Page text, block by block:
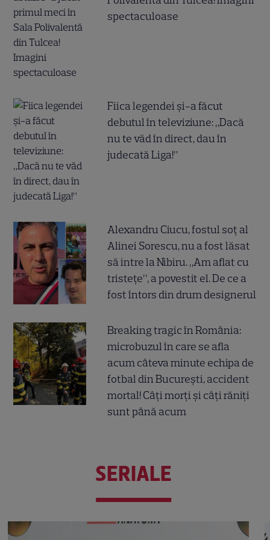
spectaculoase
Fiica legendei și-a făcut
debutul în televiziune: „Dacă
nu te văd în direct, dau în
judecată Liga!”
Alexandru Ciucu, fostul soț al
Alinei Sorescu, nu a fost lăsat
să intre la Nibiru. „Am aflat cu
tristețe”, a povestit el. De ce a
fost întors din drum designerul
Breaking tragic în România:
microbuzul în care se afla
acum câteva minute echipa de
fotbal din București, accident
mortal! Câți morți și câți răniți
sunt până acum
SERIALE